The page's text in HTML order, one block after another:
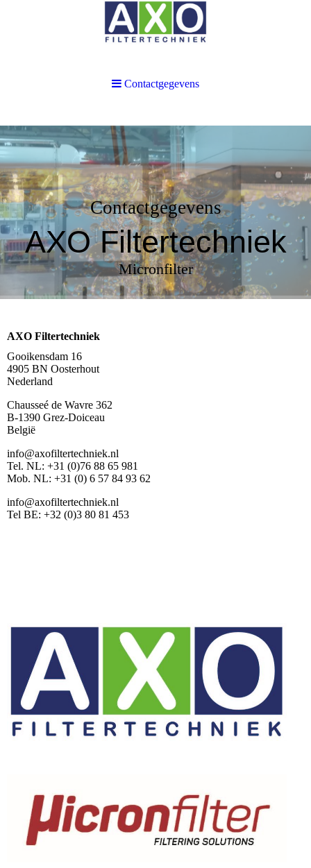
Contactgegevens
AXO Filtertechniek
Micronfilter
AXO Filtertechniek
Gooikensdam 16
4905 BN Oosterhout
Nederland
Chausseé de Wavre 362
B-1390 Grez-Doiceau
België
info@axofiltertechniek.nl
Tel. NL: +31 (0)76 88 65 981
Mob. NL: +31 (0) 6 57 84 93 62
info@axofiltertechniek.nl
Tel BE: +32 (0)3 80 81 453
Contactgegevens